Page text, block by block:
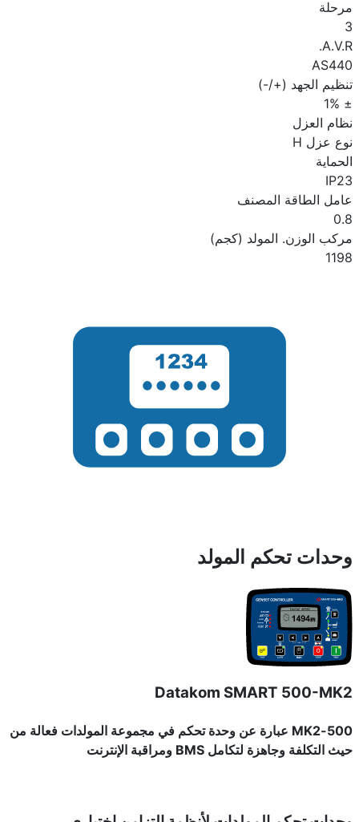
مرحلة
3
A.V.R.
AS440
تنظيم الجهد (+/-)
± 1%
نظام العزل
نوع عزل H
الحماية
IP23
عامل الطاقة المصنف
0.8
مركب الوزن. المولد (كجم)
1198
وحدات تحكم المولد
Datakom SMART 500-MK2
500-MK2 عبارة عن وحدة تحكم في مجموعة المولدات فعالة من
حيث التكلفة وجاهزة لتكامل BMS ومراقبة الإنترنت